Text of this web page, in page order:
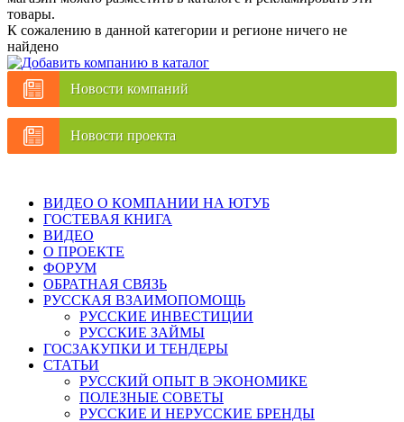
товары.
К сожалению в данной категории и регионе ничего не
найдено
Новости компаний
Новости проекта
ВИДЕО О КОМПАНИИ НА ЮТУБ
ГОСТЕВАЯ КНИГА
ВИДЕО
О ПРОЕКТЕ
ФОРУМ
ОБРАТНАЯ СВЯЗЬ
РУССКАЯ ВЗАИМОПОМОЩЬ
РУССКИЕ ИНВЕСТИЦИИ
РУССКИЕ ЗАЙМЫ
ГОСЗАКУПКИ И ТЕНДЕРЫ
СТАТЬИ
РУССКИЙ ОПЫТ В ЭКОНОМИКЕ
ПОЛЕЗНЫЕ СОВЕТЫ
РУССКИЕ И НЕРУССКИЕ БРЕНДЫ